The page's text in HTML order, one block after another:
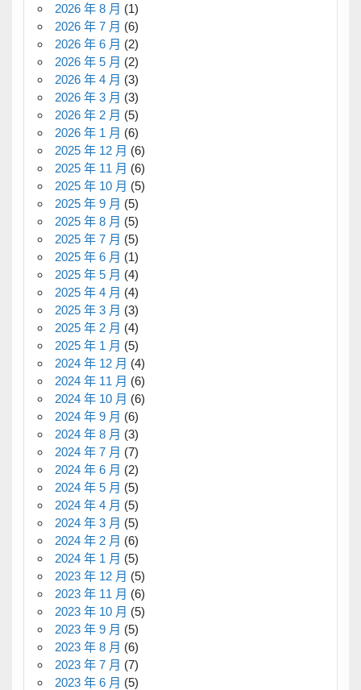
2026 年 8 月 (1)
2026 年 7 月 (6)
2026 年 6 月 (2)
2026 年 5 月 (2)
2026 年 4 月 (3)
2026 年 3 月 (3)
2026 年 2 月 (5)
2026 年 1 月 (6)
2025 年 12 月 (6)
2025 年 11 月 (6)
2025 年 10 月 (5)
2025 年 9 月 (5)
2025 年 8 月 (5)
2025 年 7 月 (5)
2025 年 6 月 (1)
2025 年 5 月 (4)
2025 年 4 月 (4)
2025 年 3 月 (3)
2025 年 2 月 (4)
2025 年 1 月 (5)
2024 年 12 月 (4)
2024 年 11 月 (6)
2024 年 10 月 (6)
2024 年 9 月 (6)
2024 年 8 月 (3)
2024 年 7 月 (7)
2024 年 6 月 (2)
2024 年 5 月 (5)
2024 年 4 月 (5)
2024 年 3 月 (5)
2024 年 2 月 (6)
2024 年 1 月 (5)
2023 年 12 月 (5)
2023 年 11 月 (6)
2023 年 10 月 (5)
2023 年 9 月 (5)
2023 年 8 月 (6)
2023 年 7 月 (7)
2023 年 6 月 (5)